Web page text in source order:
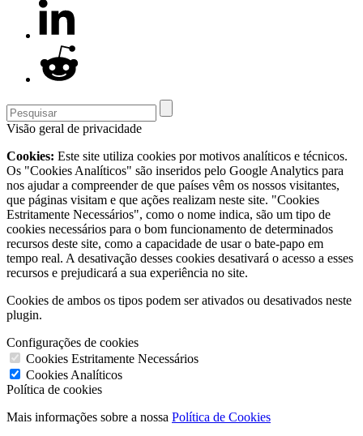
Visão geral de privacidade
Cookies: Este site utiliza cookies por motivos analíticos e técnicos.
Os "Cookies Analíticos" são inseridos pelo Google Analytics para
nos ajudar a compreender de que países vêm os nossos visitantes,
que páginas visitam e que ações realizam neste site. "Cookies
Estritamente Necessários", como o nome indica, são um tipo de
cookies necessários para o bom funcionamento de determinados
recursos deste site, como a capacidade de usar o bate-papo em
tempo real. A desativação desses cookies desativará o acesso a esses
recursos e prejudicará a sua experiência no site.
Cookies de ambos os tipos podem ser ativados ou desativados neste
plugin.
Configurações de cookies
Cookies Estritamente Necessários
Cookies Analíticos
Política de cookies
Mais informações sobre a nossa Política de Cookies